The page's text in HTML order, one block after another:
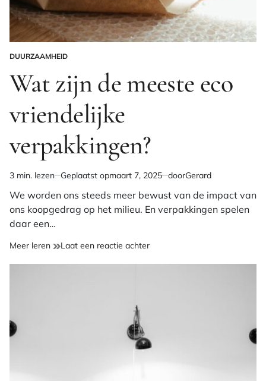
GEPLAATST
DUURZAAMHEID
Wat zijn de meeste eco
vriendelijke
verpakkingen?
Geschatte
leestijd
3 min. lezen Geplaatst opmaart 7, 2025 doorGerard
We worden ons steeds meer bewust van de impact van
ons koopgedrag op het milieu. En verpakkingen spelen
daar een…
Meer leren Laat een reactie achterop